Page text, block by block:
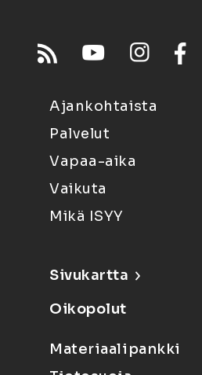
Ajankohtaista
Palvelut
Vapaa-aika
Vaikuta
Mikä ISYY
Sivukartta
Oikopolut
Materiaalipankki